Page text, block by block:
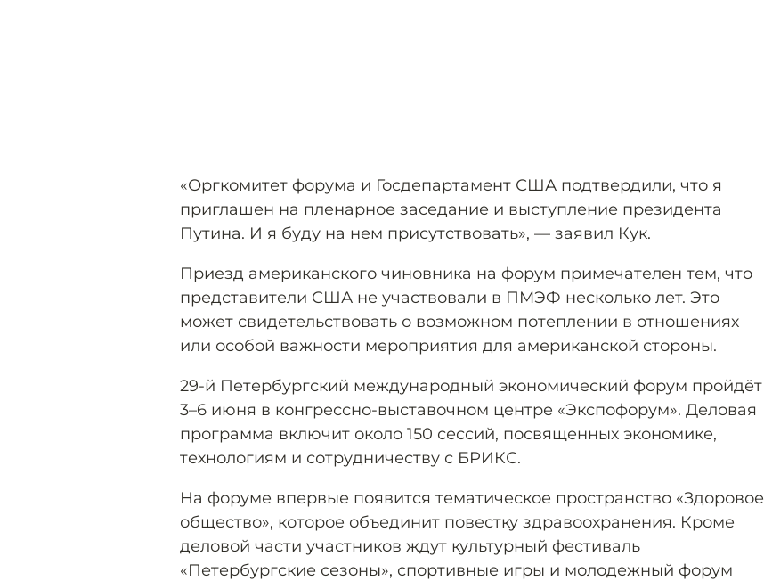
«Оргкомитет форума и Госдепартамент США подтвердили, что я
приглашен на пленарное заседание и выступление президента
Путина. И я буду на нем присутствовать», — заявил Кук.
Приезд американского чиновника на форум примечателен тем, что
представители США не участвовали в ПМЭФ несколько лет. Это
может свидетельствовать о возможном потеплении в отношениях
или особой важности мероприятия для американской стороны.
29-й Петербургский международный экономический форум пройдёт
3–6 июня в конгрессно-выставочном центре «Экспофорум». Деловая
программа включит около 150 сессий, посвященных экономике,
технологиям и сотрудничеству с БРИКС.
На форуме впервые появится тематическое пространство «Здоровое
общество», которое объединит повестку здравоохранения. Кроме
деловой части участников ждут культурный фестиваль
«Петербургские сезоны», спортивные игры и молодежный форум